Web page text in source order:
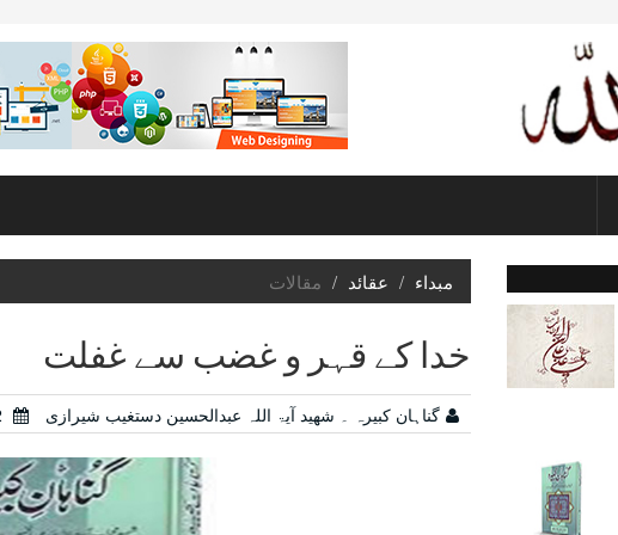
مبداء عقائد مقالات
خدا کے قہر و غضب سے غفلت
گناہان کبیرہ ۔ شھید آیۃ اللہ عبدالحسین دستغیب شیرازی